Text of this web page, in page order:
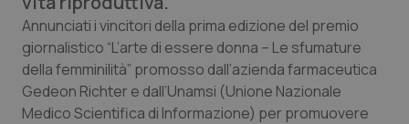
Abruzzo
Basilicata
QS Pro Gold
Artrite & artrosi
QS Club Newsletter
Annunciati i vincitori della prima edizione del premio
giornalistico “L’arte di essere donna – Le sfumature
della femminilità” promosso dall’azienda farmaceutica
Gedeon Richter e dall’Unamsi (Unione Nazionale
Medico Scientifica di Informazione) per promuovere